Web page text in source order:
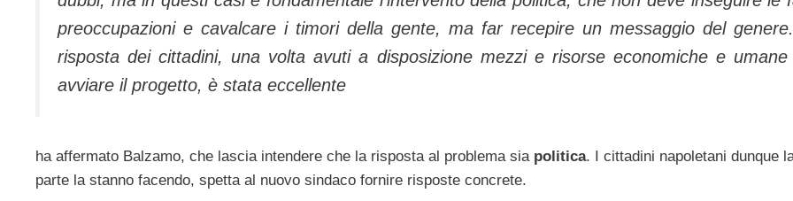
preoccupazioni e cavalcare i timori della gente, ma far recepire un messaggio del
risposta dei cittadini, una volta avuti a disposizione mezzi e risorse economiche e
avviare il progetto, è stata eccellente
ha affermato Balzamo, che lascia intendere che la risposta al problema sia politica. I cittadini napoletani dunque
parte la stanno facendo, spetta al nuovo sindaco fornire risposte concrete.